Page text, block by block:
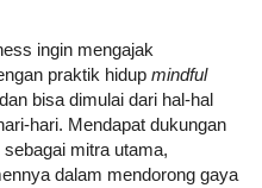
ingin mengajak
praktik hidup mindful
bisa dimulai dari hal-hal
hari. Mendapat dukungan
mitra utama,
dalam mendorong gaya